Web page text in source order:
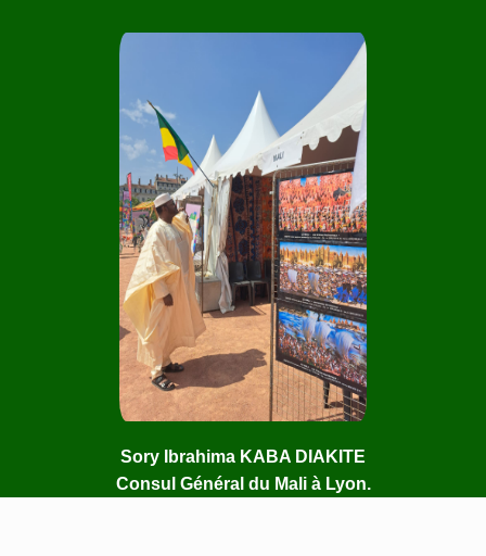
Sory Ibrahima KABA DIAKITE
Consul Général du Mali à Lyon.